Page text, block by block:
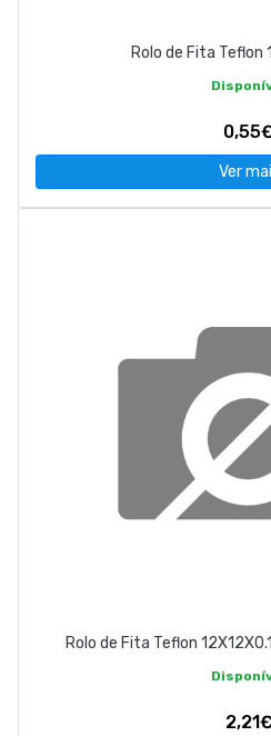
Rolo de Fita Teflon
Ver
Rolo de Fita Teflon